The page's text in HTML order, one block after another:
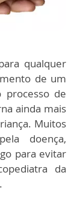
qualquer
de um
processo de
ainda mais
Muitos
doença,
para evitar
da